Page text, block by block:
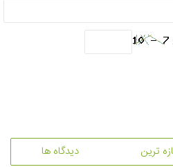
ترین دیدگاه ها